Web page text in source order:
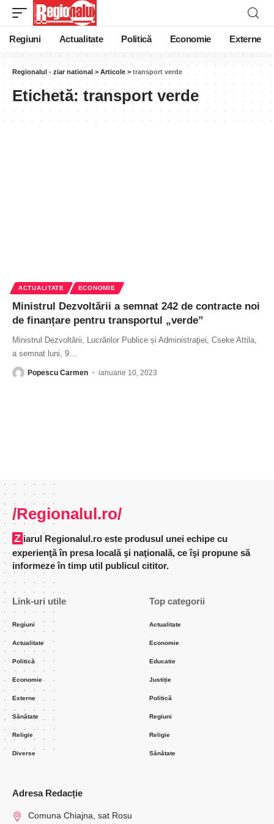
Regiuni Actualitate Politică Economie Externe
Regionalul - ziar national > Articole > transport verde
Etichetă: transport verde
ACTUALITATE ECONOMIE
Ministrul Dezvoltării a semnat 242 de contracte noi
de finanțare pentru transportul „verde”
Ministrul Dezvoltării, Lucrărilor Publice și Administraţiei, Cseke Attila,
a semnat luni, 9
Popescu Carmen ianuarie 10, 2023
/Regionalul.ro/
Ziarul Regionalul.ro este produsul unei echipe cu
experienţă în presa locală şi naţională, ce îşi propune să
informeze în timp util publicul cititor.
Link-uri utile
Regiuni
Actualitate
Politică
Economie
Externe
Sănătate
Religie
Diverse
Top categorii
Actualitate
Economie
Educatie
Justiție
Politică
Regiuni
Religie
Sănătate
Adresa Redacție
Comuna Chiajna, sat Rosu